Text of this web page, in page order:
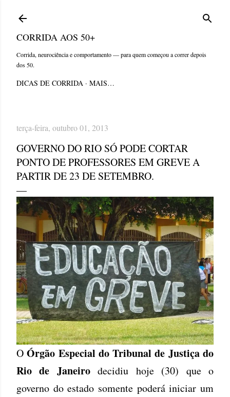
CORRIDA AOS 50+
Corrida, neurociência e comportamento — para quem começou a correr depois
dos 50.
DICAS DE CORRIDA MAIS…
terça-feira, outubro 01, 2013
GOVERNO DO RIO SÓ PODE CORTAR
PONTO DE PROFESSORES EM GREVE A
PARTIR DE 23 DE SETEMBRO.
OÓrgão Especial do Tribunal de Justiça do
Rio de Janeirodecidiu hoje (30) que o
governo do estado somente poderá iniciar um